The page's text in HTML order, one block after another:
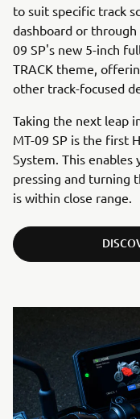
to suit specific track
dashboard or
09 SP's new 5-inch
TRACK theme,
other track-focused
Taking the next leap
MT-09 SP is the first
System. This
pressing and turning
is within close range.